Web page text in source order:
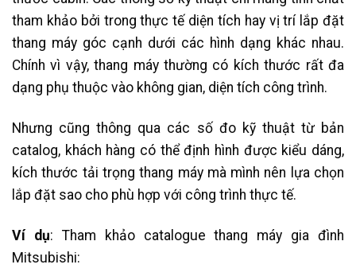
tham khảo bởi trong thực tế diện tích hay vị trí lắp đặt
thang máy góc cạnh dưới các hình dạng khác nhau.
Chính vì vậy, thang máy thường có kích thước rất đa
dạng phụ thuộc vào không gian, diện tích công trình.
Nhưng cũng thông qua các số đo kỹ thuật từ bản
catalog, khách hàng có thể định hình được kiểu dáng,
kích thước tải trọng thang máy mà mình nên lựa chọn
lắp đặt sao cho phù hợp với công trình thực tế.
Ví dụ: Tham khảo catalogue thang máy gia đình
Mitsubishi: